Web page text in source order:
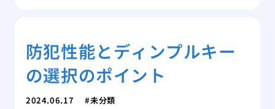
防犯性能とディンプルキー
の選択のポイント
2024.06.17 未分類